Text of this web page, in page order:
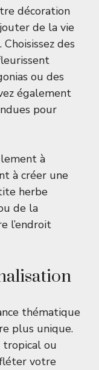
décoration
de la vie
des
ou des
également
pour
à
à créer une
herbe
de la
l’endroit
thématique
plus unique.
tropical ou
votre